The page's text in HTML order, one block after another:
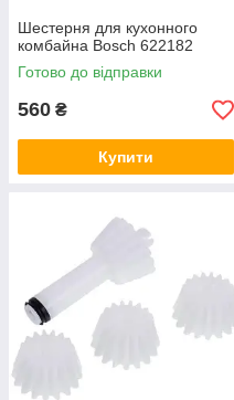
Шестерня для кухонного
комбайна Bosch 622182
Готово до відправки
560 ₴
Купити